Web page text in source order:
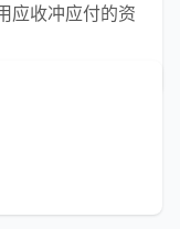
应收冲应付的资